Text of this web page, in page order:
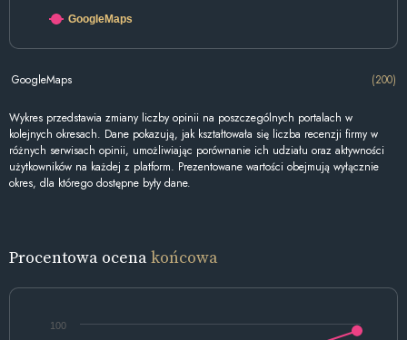
GoogleMaps
GoogleMaps (200)
Wykres przedstawia zmiany liczby opinii na poszczególnych portalach w
kolejnych okresach. Dane pokazują, jak kształtowała się liczba recenzji firmy w
różnych serwisach opinii, umożliwiając porównanie ich udziału oraz aktywności
użytkowników na każdej z platform. Prezentowane wartości obejmują wyłącznie
okres, dla którego dostępne były dane.
Procentowa ocenakońcowa
100